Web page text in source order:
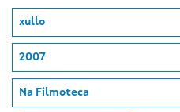
xullo
2007
Na Filmoteca